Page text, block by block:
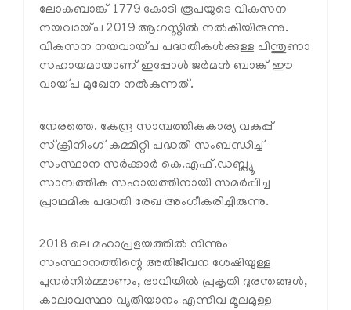
ലോകബാങ്ക് 1779 കോടി രൂപയുടെ വികസന
നയവായ്പ 2019 ആഗസ്റ്റില്‍ നല്‍കിയിരുന്നു.
വികസന നയവായ്പ പദ്ധതികള്‍ക്കുള്ള പിന്തുണാ
സഹായമായാണ് ഇപ്പോള്‍ ജര്‍മന്‍ ബാങ്ക് ഈ
വായ്പ മുഖേന നല്‍കുന്നത്.
നേരത്തെ. കേന്ദ്ര സാമ്പത്തികകാര്യ വകുപ്പ്
സ്‌ക്രീനിംഗ് കമ്മിറ്റി പദ്ധതി സംബന്ധിച്ച്
സംസ്ഥാന സര്‍ക്കാര്‍ കെ.എഫ്.ഡബ്ല്യൂ
സാമ്പത്തിക സഹായത്തിനായി സമര്‍പ്പിച്ച
പ്രാഥമിക പദ്ധതി രേഖ അംഗീകരിച്ചിരുന്നു.
2018 ലെ മഹാപ്രളയത്തില്‍ നിന്നും
സംസ്ഥാനത്തിന്റെ അതിജീവന ശേഷിയുള്ള
പുനര്‍നിര്‍മ്മാണം, ഭാവിയില്‍ പ്രകൃതി ദുരന്തങ്ങള്‍,
കാലാവസ്ഥാ വ്യതിയാനം എന്നിവ മൂലമുള്ള